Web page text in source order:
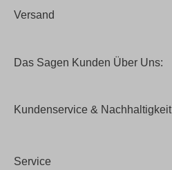
Versand
Das Sagen Kunden Über Uns:
Kundenservice & Nachhaltigkeit
Service